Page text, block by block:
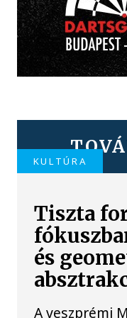
KULTÚRA
Tiszta
és
A veszprémi